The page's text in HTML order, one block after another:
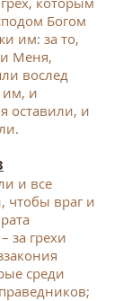
Богом
им: за то,
Меня,
вослед
им, и
оставили, и
и все
чтобы враг и
за грехи
среди